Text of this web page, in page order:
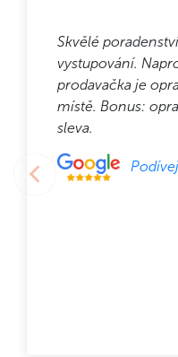
Skvělé
vystupování.
prodavačka je
místě. Bonus:
sleva.